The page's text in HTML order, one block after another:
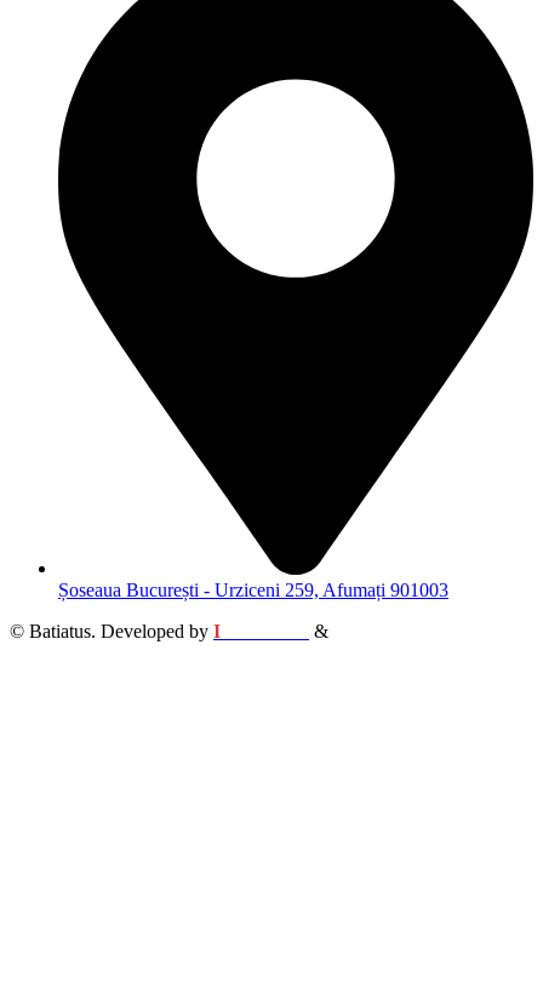
Șoseaua București - Urziceni 259, Afumați 901003
© Batiatus. Developed by I &